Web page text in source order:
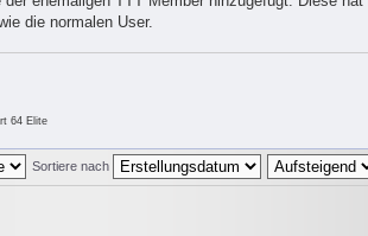
die normalen User.
64 Elite
Sortiere nach